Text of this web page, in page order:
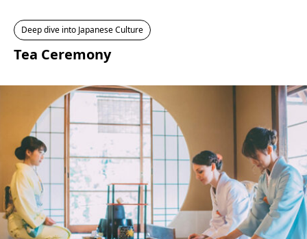
Deep dive into Japanese Culture
Tea Ceremony